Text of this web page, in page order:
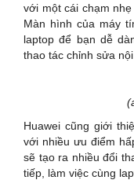
với một cái chạm
Màn hình của máy
laptop để bạn dễ
thao tác chỉnh sửa
Huawei cũng giới
với nhiều ưu điểm
sẽ tạo ra nhiều đổi
tiếp, làm việc cùng